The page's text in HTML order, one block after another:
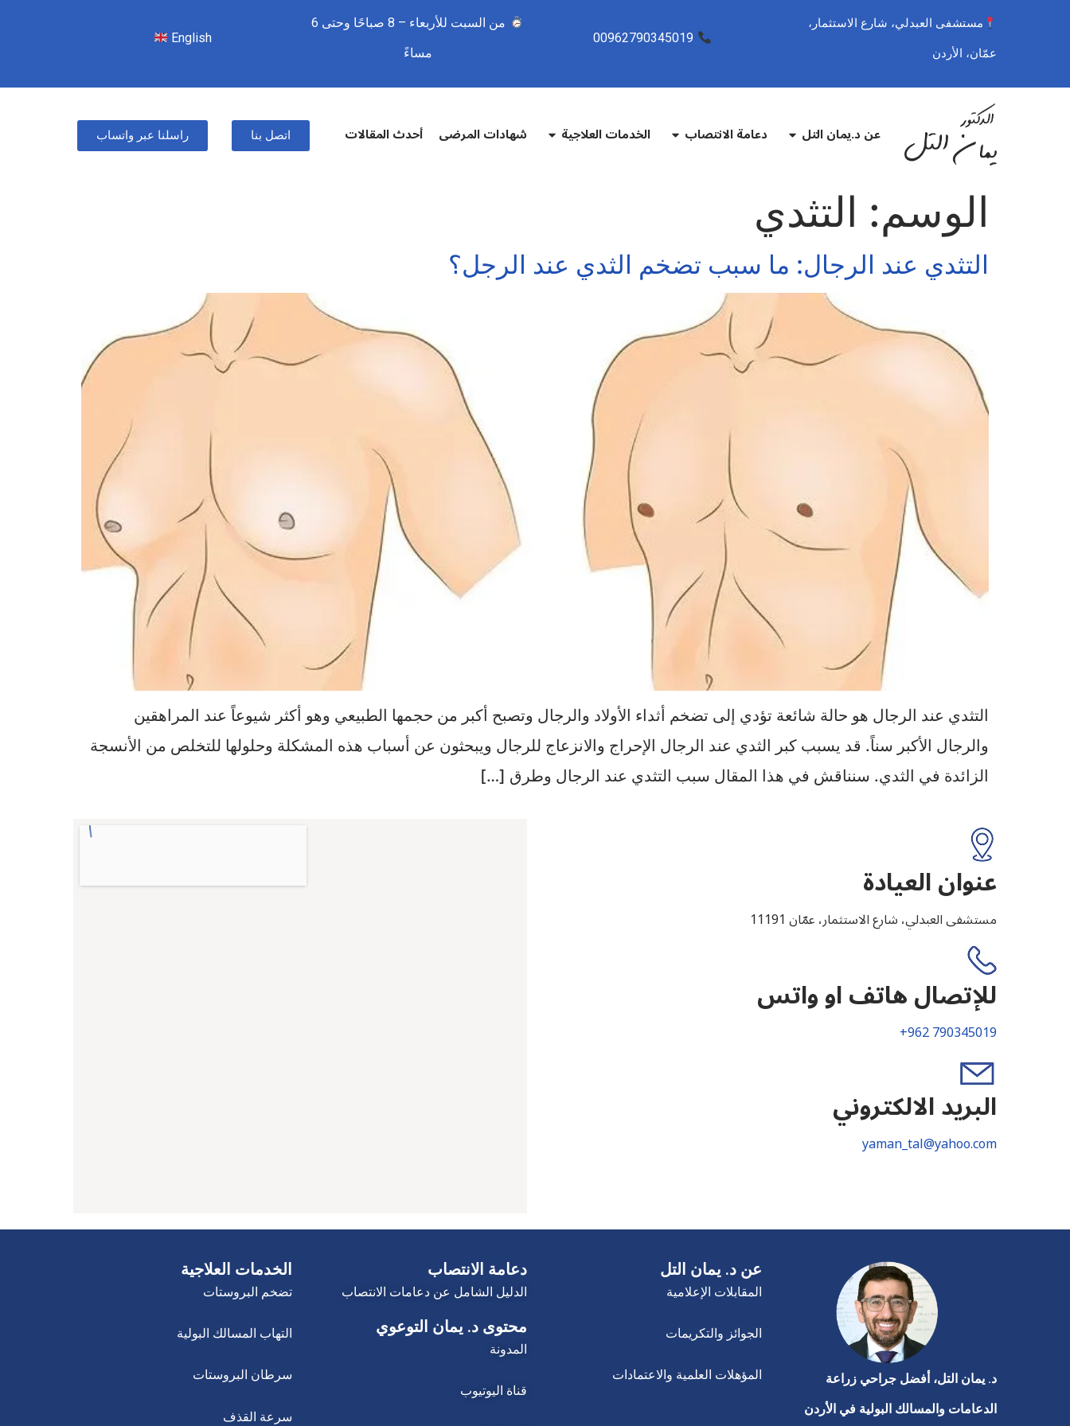
مستشفى العبدلي، شارع الاستثمار،
عمّان، الأردن
من السبت للأربعاء – 8 صباحًا وحتى 6
مساءً
English
عن د.يمان التل دعامة الانتصاب الخدمات العلاجية شهادات المرضى أحدث المقالات اتصل بنا راسلنا عبر واتساب
الوسم: التثدي
التثدي عند الرجال: ما سبب تضخم الثدي عند الرجل؟
التثدي عند الرجال هو حالة شائعة تؤدي إلى تضخم أثداء الأولاد والرجال وتصبح أكبر من حجمها الطبيعي وهو أكثر شيوعاً عند المراهقين
والرجال الأكبر سناً. قد يسبب كبر الثدي عند الرجال الإحراج والانزعاج للرجال ويبحثون عن أسباب هذه المشكلة وحلولها للتخلص من الأنسجة
الزائدة في الثدي. سنناقش في هذا المقال سبب التثدي عند الرجال وطرق […]
عنوان العيادة
مستشفى العبدلي، شارع الاستثمار، عمّان 11191
للإتصال هاتف او واتس
+962 790345019
البريد الالكتروني
yaman_tal@yahoo.com
د. يمان التل، أفضل جراحي زراعة
الدعامات والمسالك البولية في الأردن
عن د. يمان التل
المقابلات الإعلامية
الجوائز والتكريمات
المؤهلات العلمية والاعتمادات
دعامة الانتصاب
الدليل الشامل عن دعامات الانتصاب
محتوى د. يمان التوعوي
المدونة
قناة اليوتيوب
الخدمات العلاجية
تضخم البروستات
التهاب المسالك البولية
سرطان البروستات
سرعة القذف